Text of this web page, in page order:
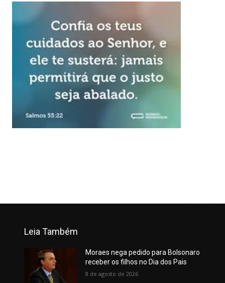
Leia Também
Moraes nega pedido para Bolsonaro
receber os filhos no Dia dos Pais
8 de agosto de 2026